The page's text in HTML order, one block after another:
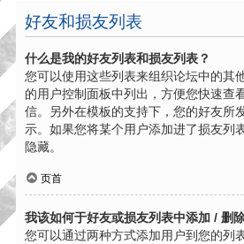
好友和损友列表
什么是我的好友列表和损友列表？
您可以使用这些列表来组织论坛中的其
的用户控制面板中列出，方便您快速查
信。另外在模板的支持下，您的好友所
示。如果您将某个用户添加进了损友列
隐藏。
页首
我该如何于好友或损友列表中添加 / 删
您可以通过两种方式添加用户到您的列